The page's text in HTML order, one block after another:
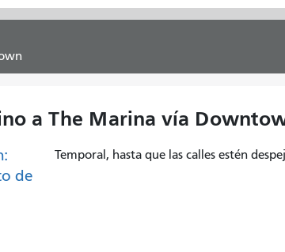
quiero
a The Marina vía
de
Temporal, hasta que las calles estén